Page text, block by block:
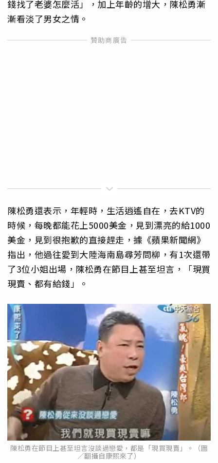
錢找了老婆怎麼活」，加上年齡的增大，陳松勇漸
漸看淡了男女之情。
陳松勇還表示，年輕時，生活逍遙自在，去KTV的
時候，每晚都能花上5000美金，見到漂亮的給1000
美金，見到很抱歉的直接趕走，據《蘋果新聞網》
指出，他過往愛到大陸海南島尋芳問柳，有1次還帶
了3位小姐出場，陳松勇在節目上甚至坦言，「現買
現賣、都有給錢」。
陳松勇在節目上甚至坦言沒談過戀愛，都是「現買現賣」。（圖
／翻攝自康熙來了）